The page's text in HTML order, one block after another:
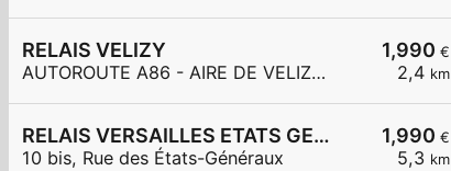
1,990 €
2,4 km
RELAIS VELIZY
AUTOROUTE A86 - AIRE DE VELIZY OUEST
1,990 €
5,3 km
RELAIS VERSAILLES ETATS GENERAUX
10 bis, Rue des États-Généraux